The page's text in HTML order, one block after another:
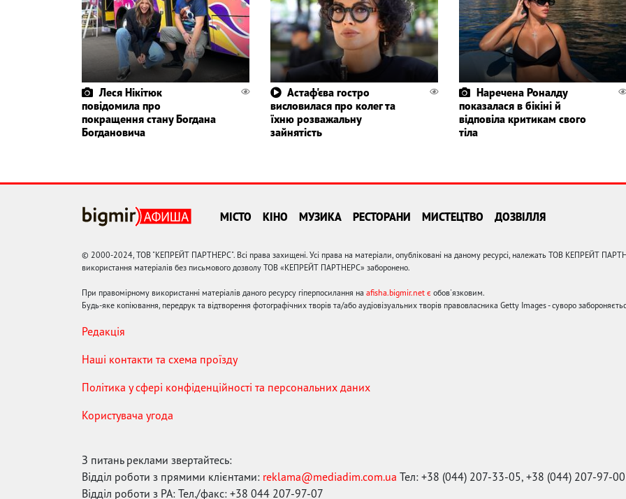
Леся Нікітюк
повідомила про
покращення стану Богдана
Богдановича
Астаф'єва гостро
висловилася про колег та
їхню розважальну
зайнятість
Наречена Роналду
показалася в бікіні й
відповіла критикам свого
тіла
МІСТО КІНО МУЗИКА РЕСТОРАНИ МИСТЕЦТВО ДОЗВІЛЛЯ
© 2000-2024, ТОВ "КЕПРЕЙТ ПАРТНЕРС". Всі права захищені. Усі права на матеріали, опубліковані на даному ресурсі, належать ТОВ КЕПРЕЙТ
використання матеріалів без письмового дозволу ТОВ «КЕПРЕЙТ ПАРТНЕРС» заборонено.
При правомірному використанні матеріалів даного ресурсу гіперпосилання на afisha.bigmir.net є обов'язковим.
Будь-яке копіювання, передрук та відтворення фотографічних творів та/або аудіовізуальних творів правовласника Getty Images - суворо
Редакція
Наші контакти та схема проїзду
Політика у сфері конфіденційності та персональних даних
Користувача угода
З питань реклами звертайтесь:
Відділ роботи з прямими клієнтами: reklama@mediadim.com.ua Тел: +38 (044) 207-33-05, +38 (044) 207-97-00
Відділ роботи з РА: Тел./факс: +38 044 207-97-07